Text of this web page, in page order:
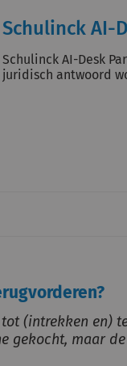
Schulinck AI-
Schulinck AI-Desk
juridisch antwoord
(intrekken en)
gekocht, maar